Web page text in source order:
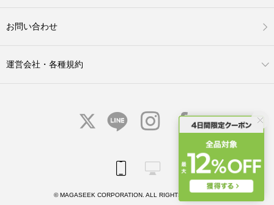
お問い合わせ
運営会社・各種規約
© MAGASEEK CORPORATION. ALL RIGHTS RESERVED.